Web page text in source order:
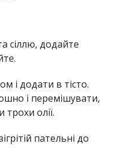
сіллю, додайте
і додати в тісто.
і перемішувати,
олії.
пательні до